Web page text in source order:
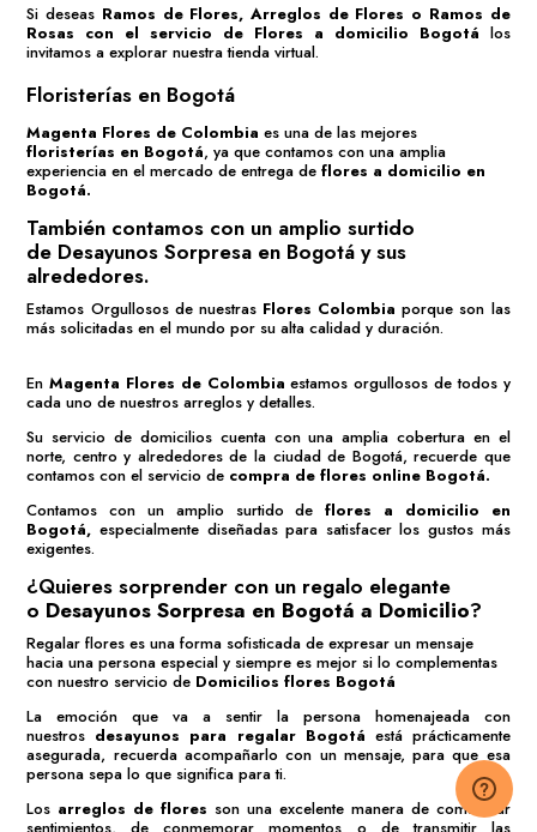
Si deseas Ramos de Flores, Arreglos de Flores o Ramos de
Rosas con el servicio de Flores a domicilio Bogotá los
invitamos a explorar nuestra tienda virtual.
Floristerías en Bogotá
Magenta Flores de Colombia es una de las mejores
floristerías en Bogotá, ya que contamos con una amplia
experiencia en el mercado de entrega deflores a domicilio en
Bogotá.
También contamos con un amplio surtido
de Desayunos Sorpresa en Bogotá y sus
alrededores.
Estamos Orgullosos de nuestras Flores Colombia porque son las
más solicitadas en el mundo por su alta calidad y duración.
EnMagenta Flores de Colombia estamos orgullosos de todos y
cada uno de nuestros arreglos y detalles.
Su servicio de domicilios cuenta con una amplia cobertura en el
norte, centro y alrededores de la ciudad de Bogotá, recuerde que
contamos con el servicio de compra de flores online Bogotá.
Contamos con un amplio surtido deflores a domicilio en
Bogotá, especialmente diseñadas para satisfacer los gustos más
exigentes.
¿Quieres sorprender con un regalo elegante
o Desayunos Sorpresa en Bogotá a Domicilio?
Regalar flores es una forma sofisticada de expresar un mensaje
hacia una persona especial y siempre es mejor si lo complementas
con nuestro servicio de Domicilios flores Bogotá
La emoción que va a sentir la persona homenajeada con
nuestros desayunos para regalar Bogotá está prácticamente
asegurada, recuerda acompañarlo con un mensaje, para que esa
persona sepa lo que significa para ti.
Los arreglos de flores son una excelente manera de comunicar